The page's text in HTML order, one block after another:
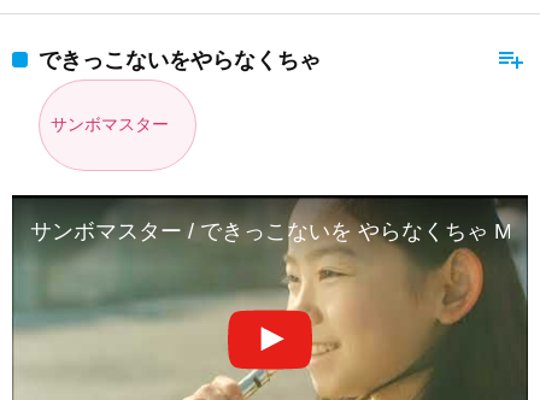
playlist_add
できっこないをやらなくちゃ
サンボマスター
サンボマスター / できっこないを やらなくちゃ